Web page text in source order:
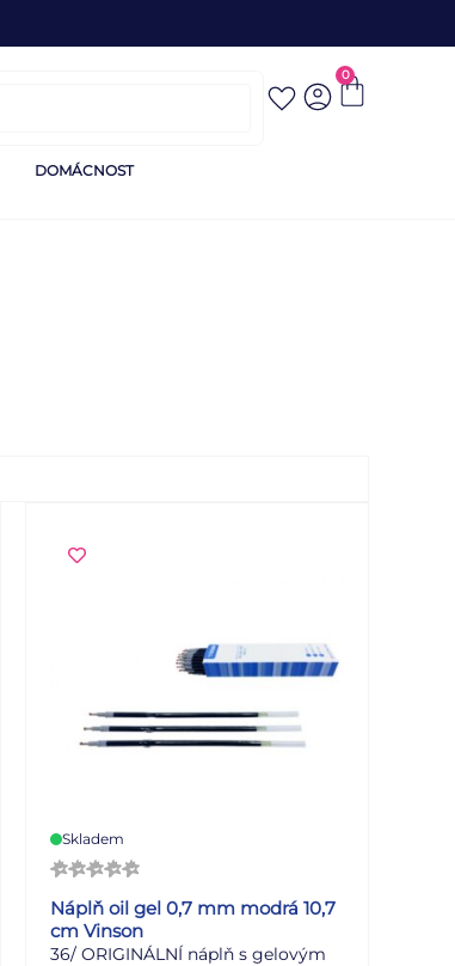
0
DOMÁCNOST
Skladem
Náplň oil gel 0,7 mm modrá 10,7
cm Vinson
36/ ORIGINÁLNÍ náplň s gelovým